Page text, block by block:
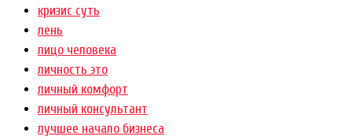
кризис суть
лень
лицо человека
личность это
личный комфорт
личный консультант
лучшее начало бизнеса